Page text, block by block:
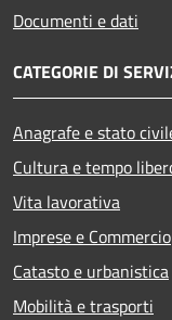
Documenti e dati
CATEGORIE DI
Anagrafe e stato
Cultura e tempo
Vita lavorativa
Imprese e Commercio
Catasto e urbanistica
Mobilità e trasporti